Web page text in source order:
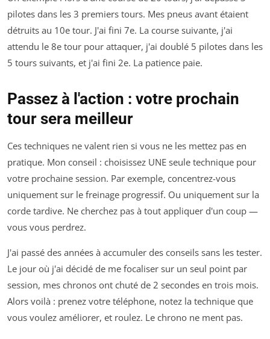
pilotes dans les 3 premiers tours. Mes pneus avant étaient
détruits au 10e tour. J'ai fini 7e. La course suivante, j'ai
attendu le 8e tour pour attaquer, j'ai doublé 5 pilotes dans les
5 tours suivants, et j'ai fini 2e. La patience paie.
Passez à l'action : votre prochain
tour sera meilleur
Ces techniques ne valent rien si vous ne les mettez pas en
pratique. Mon conseil : choisissez UNE seule technique pour
votre prochaine session. Par exemple, concentrez-vous
uniquement sur le freinage progressif. Ou uniquement sur la
corde tardive. Ne cherchez pas à tout appliquer d'un coup —
vous vous perdrez.
J'ai passé des années à accumuler des conseils sans les tester.
Le jour où j'ai décidé de me focaliser sur un seul point par
session, mes chronos ont chuté de 2 secondes en trois mois.
Alors voilà : prenez votre téléphone, notez la technique que
vous voulez améliorer, et roulez. Le chrono ne ment pas.